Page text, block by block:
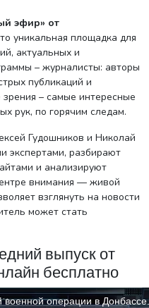
эфир» от
уникальная площадка для
актуальных и
– журналисты: авторы
публикаций и
– самые интересные
рук, по горячим следам.
Гудошников и Николай
экспертами, разбирают
и анализируют
внимания — живой
взглянуть на новости
может стать
выпуск от
бесплатно